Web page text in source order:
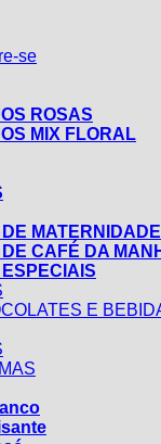
se
ROSAS
MIX FLORAL
MATERNIDADE
CAFÉ DA
E